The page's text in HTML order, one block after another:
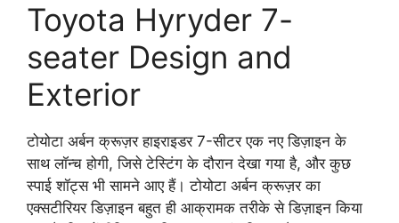
Toyota Hyryder 7-
seater Design and
Exterior
टोयोटा अर्बन क्रूज़र हाइराइडर 7-सीटर एक नए डिज़ाइन के
साथ लॉन्च होगी, जिसे टेस्टिंग के दौरान देखा गया है, और कुछ
स्पाई शॉट्स भी सामने आए हैं। टोयोटा अर्बन क्रूज़र का
एक्सटीरियर डिज़ाइन बहुत ही आक्रामक तरीके से डिज़ाइन किया